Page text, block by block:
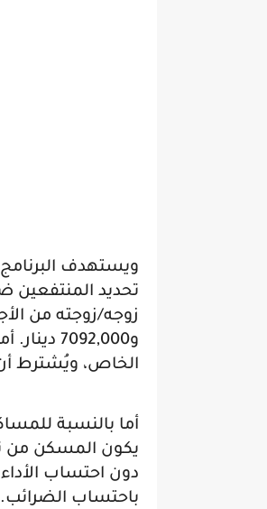
ويستهدف
تحديد المنتفعين
الخاص، ويُشترط أن يكون دخلهم
أما بالنسبة
باحتساب الضرائب.